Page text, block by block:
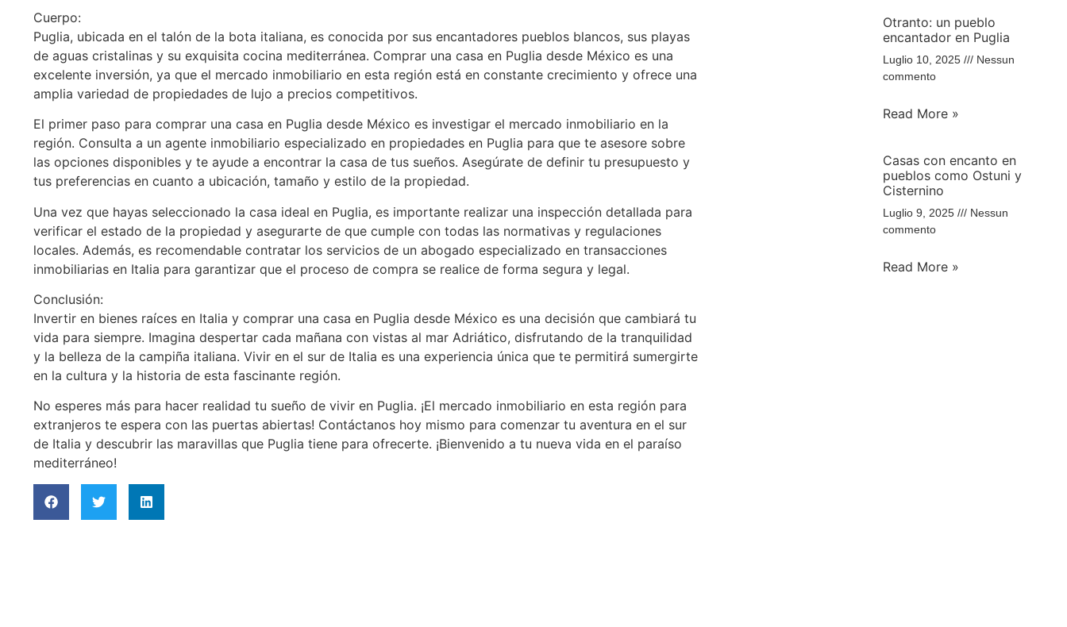
Cuerpo:
Puglia, ubicada en el talón de la bota italiana, es conocida por sus encantadores pueblos blancos, sus playas
de aguas cristalinas y su exquisita cocina mediterránea. Comprar una casa en Puglia desde México es una
excelente inversión, ya que el mercado inmobiliario en esta región está en constante crecimiento y ofrece una
amplia variedad de propiedades de lujo a precios competitivos.
El primer paso para comprar una casa en Puglia desde México es investigar el mercado inmobiliario en la
región. Consulta a un agente inmobiliario especializado en propiedades en Puglia para que te asesore sobre
las opciones disponibles y te ayude a encontrar la casa de tus sueños. Asegúrate de definir tu presupuesto y
tus preferencias en cuanto a ubicación, tamaño y estilo de la propiedad.
Una vez que hayas seleccionado la casa ideal en Puglia, es importante realizar una inspección detallada para
verificar el estado de la propiedad y asegurarte de que cumple con todas las normativas y regulaciones
locales. Además, es recomendable contratar los servicios de un abogado especializado en transacciones
inmobiliarias en Italia para garantizar que el proceso de compra se realice de forma segura y legal.
Conclusión:
Invertir en bienes raíces en Italia y comprar una casa en Puglia desde México es una decisión que cambiará tu
vida para siempre. Imagina despertar cada mañana con vistas al mar Adriático, disfrutando de la tranquilidad
y la belleza de la campiña italiana. Vivir en el sur de Italia es una experiencia única que te permitirá sumergirte
en la cultura y la historia de esta fascinante región.
No esperes más para hacer realidad tu sueño de vivir en Puglia. ¡El mercado inmobiliario en esta región para
extranjeros te espera con las puertas abiertas! Contáctanos hoy mismo para comenzar tu aventura en el sur
de Italia y descubrir las maravillas que Puglia tiene para ofrecerte. ¡Bienvenido a tu nueva vida en el paraíso
mediterráneo!
Otranto: un pueblo
encantador en Puglia
Luglio 10, 2025
Nessun
commento
Read More »
Casas con encanto en
pueblos como Ostuni y
Cisternino
Luglio 9, 2025
Nessun
commento
Read More »